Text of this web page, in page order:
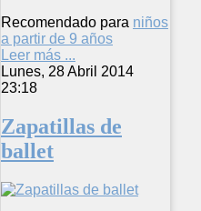
Recomendado para niños
a partir de 9 años
Leer más ...
Lunes, 28 Abril 2014
23:18
Zapatillas de
ballet